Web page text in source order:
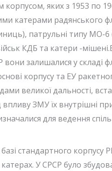
яких з 1953 по
радянського
патрульні типу МО-
КДБ та катери -
залишалися у складі
корпусу та ЕУ
великої дальності,
ЗМУ їх внутрішні
для ведення
стандартного корпусу
У СРСР було